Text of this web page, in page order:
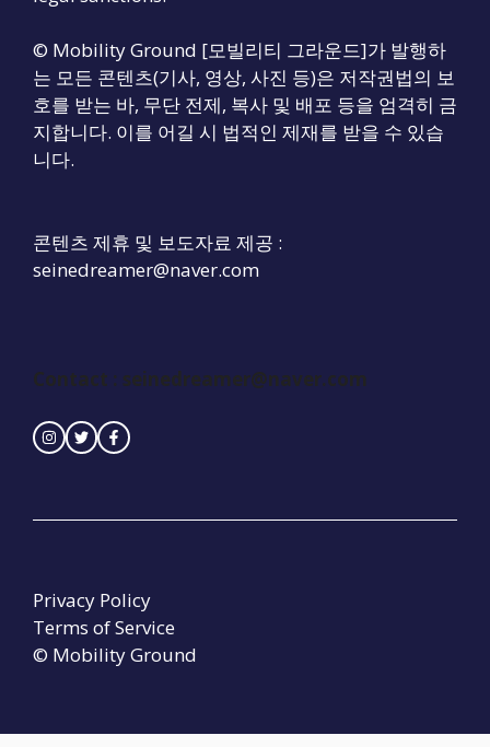
© Mobility Ground [모빌리티 그라운드]가 발행하
는 모든 콘텐츠(기사, 영상, 사진 등)은 저작권법의 보
호를 받는 바, 무단 전제, 복사 및 배포 등을 엄격히 금
지합니다. 이를 어길 시 법적인 제재를 받을 수 있습
니다.
콘텐츠 제휴 및 보도자료 제공 :
seinedreamer@naver.com
Contact : seinedreamer@naver.com
© Mobility Ground
Privacy Policy
Terms of Service